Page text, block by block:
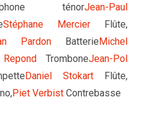
ténorJean-Paul
Stéphane Mercier Flûte,
Pardon BatterieMichel
TromboneJean-Pol
Daniel Stokart Flûte,
Piet Verbist Contrebasse